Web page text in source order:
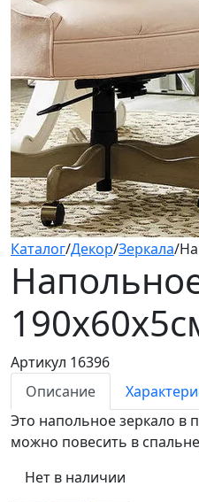
Каталог/Декор/Зеркала/
Артикул 16396
Описание
Это напольное зеркало в
можно повесить в
Нет в наличии